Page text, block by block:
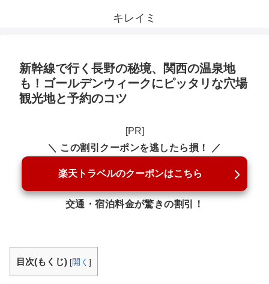
キレイミ
新幹線で行く長野の秘境、関西の温泉地
も！ゴールデンウィークにピッタリな穴場
観光地と予約のコツ
[PR]
＼ この割引クーポンを逃したら損！ ／
楽天トラベルのクーポンはこちら
交通・宿泊料金が驚きの割引！
目次(もくじ) [開く ]